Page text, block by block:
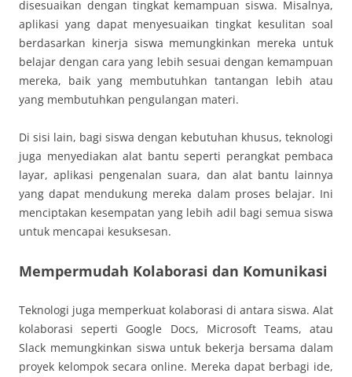
disesuaikan dengan tingkat kemampuan siswa. Misalnya,
aplikasi yang dapat menyesuaikan tingkat kesulitan soal
berdasarkan kinerja siswa memungkinkan mereka untuk
belajar dengan cara yang lebih sesuai dengan kemampuan
mereka, baik yang membutuhkan tantangan lebih atau
yang membutuhkan pengulangan materi.
Di sisi lain, bagi siswa dengan kebutuhan khusus, teknologi
juga menyediakan alat bantu seperti perangkat pembaca
layar, aplikasi pengenalan suara, dan alat bantu lainnya
yang dapat mendukung mereka dalam proses belajar. Ini
menciptakan kesempatan yang lebih adil bagi semua siswa
untuk mencapai kesuksesan.
Mempermudah Kolaborasi dan Komunikasi
Teknologi juga memperkuat kolaborasi di antara siswa. Alat
kolaborasi seperti Google Docs, Microsoft Teams, atau
Slack memungkinkan siswa untuk bekerja bersama dalam
proyek kelompok secara online. Mereka dapat berbagi ide,